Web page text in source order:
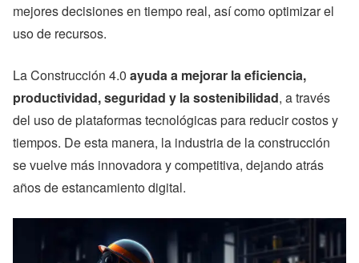
mejores decisiones en tiempo real, así como optimizar el
uso de recursos.
La Construcción 4.0 ayuda a mejorar la eficiencia,
productividad, seguridad y la sostenibilidad, a través
del uso de plataformas tecnológicas para reducir costos y
tiempos. De esta manera, la industria de la construcción
se vuelve más innovadora y competitiva, dejando atrás
años de estancamiento digital.